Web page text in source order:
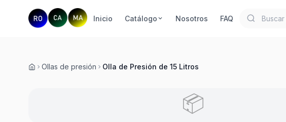
Inicio Catálogo Nosotros FAQ
Inicio
Ollas de presión Olla de Presión de 15 Litros
📦